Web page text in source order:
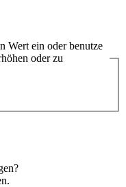
Wert ein oder benutze
oder zu